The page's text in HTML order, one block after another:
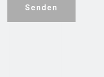
Senden